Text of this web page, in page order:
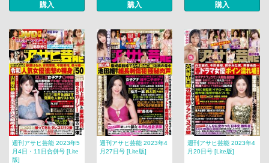
購入 購入 購入
週刊アサヒ芸能 2023年5
月4日・11日合併号 [Lite
版]
週刊アサヒ芸能 2023年4
月27日号 [Lite版]
週刊アサヒ芸能 2023年4
月20日号 [Lite版]